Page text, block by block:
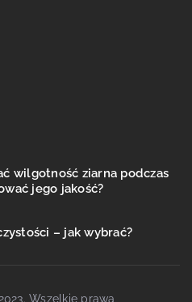
wilgotność ziarna podczas
jego jakość?
– jak wybrać?
Wszelkie prawa